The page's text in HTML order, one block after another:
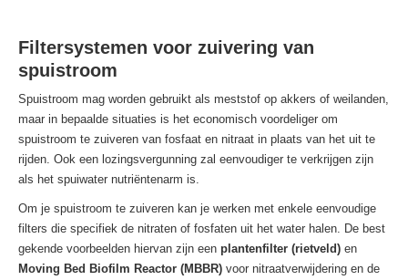
Filtersystemen voor zuivering van
spuistroom
Spuistroom mag worden gebruikt als meststof op akkers of weilanden,
maar in bepaalde situaties is het economisch voordeliger om
spuistroom te zuiveren van fosfaat en nitraat in plaats van het uit te
rijden. Ook een lozingsvergunning zal eenvoudiger te verkrijgen zijn
als het spuiwater nutriëntenarm is.
Om je spuistroom te zuiveren kan je werken met enkele eenvoudige
filters die specifiek de nitraten of fosfaten uit het water halen. De best
gekende voorbeelden hiervan zijn een plantenfilter (rietveld) en
Moving Bed Biofilm Reactor (MBBR) voor nitraatverwijdering en de